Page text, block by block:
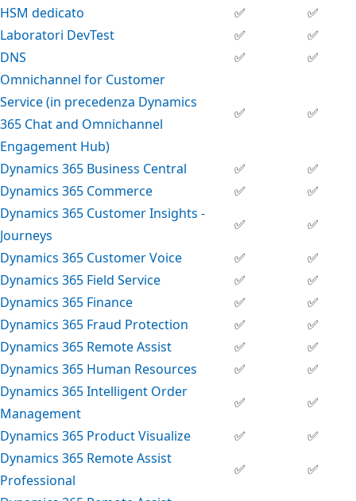
HSM dedicato
✅
✅
Laboratori DevTest
✅
✅
DNS
✅
✅
Omnichannel for Customer
Service (in precedenza Dynamics
365 Chat and Omnichannel
Engagement Hub)
✅ ✅
Dynamics 365 Business Central ✅
✅
Dynamics 365 Commerce
✅
✅
Dynamics 365 Customer Insights -
Journeys
✅
✅
Dynamics 365 Customer Voice
✅
✅
Dynamics 365 Field Service
✅
✅
Dynamics 365 Finance
✅
✅
Dynamics 365 Fraud Protection
✅
✅
Dynamics 365 Remote Assist
✅
✅
Dynamics 365 Human Resources
✅
✅
Dynamics 365 Intelligent Order
Management
✅
✅
Dynamics 365 Product Visualize
✅
✅
Dynamics 365 Remote Assist
Professional
✅
✅